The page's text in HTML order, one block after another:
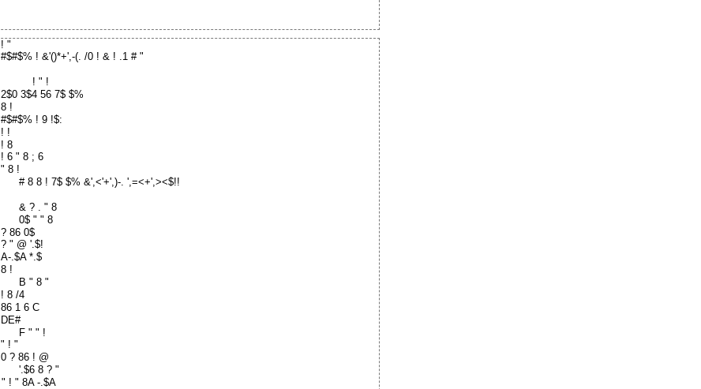
! "
#$#$% ! &'()*+',-(. /0 ! & ! .1 # "
! " !
2$0 3$4 56 7$ $%
8 !
#$#$% ! 9 !$:
! !
! 8
! 6 " 8 ; 6
" 8 !
# 8 8 ! 7$ $% &',<'+',)-. ',=<+',><$!!
& ? . " 8
0$ " " 8
? 86 0$
? " @ '.$!
A-.$A *.$
8 !
B " 8 "
! 8 /4
86 1 6 C
DE#
F " " !
" ! "
0 ? 86 ! @
'.$6 8 ? "
" ! " 8A -.$A